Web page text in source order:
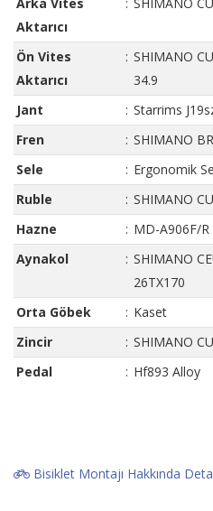
Arka Vites
Aktarıcı
: SHIMANO
Ön Vites
Aktarıcı
: SHIMANO
34.9
Jant
: Starrims
Fren
: SHIMANO
Sele
: Ergonomik
Ruble
: SHIMANO
Hazne
: MD-A906F/R
Aynakol
: SHIMANO
26TX170
Orta Göbek
: Kaset
Zincir
: SHIMANO
Pedal
: Hf893 Alloy
Bisiklet Montajı Hakkında